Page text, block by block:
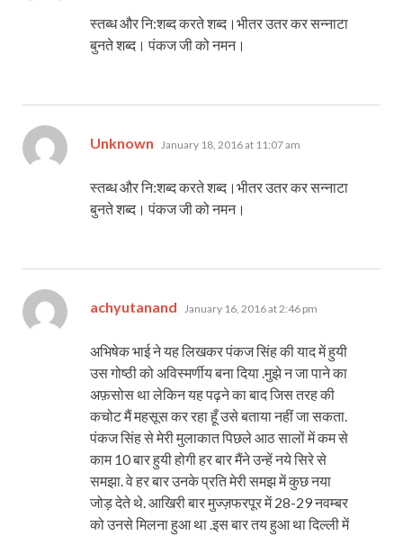
स्तब्ध और नि:शब्द करते शब्द।भीतर उतर कर सन्नाटा
बुनते शब्द। पंकज जी को नमन।
Unknown says:
January 18, 2016 at 11:07 am
स्तब्ध और नि:शब्द करते शब्द।भीतर उतर कर सन्नाटा
बुनते शब्द। पंकज जी को नमन।
achyutanand says:
January 16, 2016 at 2:46 pm
अभिषेक भाई ने यह लिखकर पंकज सिंह की याद में हुयी
उस गोष्ठी को अविस्मर्णीय बना दिया .मुझे न जा पाने का
अफ़सोस था लेकिन यह पढ़ने का बाद जिस तरह की
कचोट मैं महसूस कर रहा हूँ उसे बताया नहीं जा सकता.
पंकज सिंह से मेरी मुलाकात पिछले आठ सालों में कम से
काम 10 बार हुयी होगी हर बार मैंने उन्हें नये सिरे से
समझा. वे हर बार उनके प्रति मेरी समझ में कुछ नया
जोड़ देते थे. आखिरी बार मुज्ज़फरपूर में 28-29 नवम्बर
को उनसे मिलना हुआ था .इस बार तय हुआ था दिल्ली में